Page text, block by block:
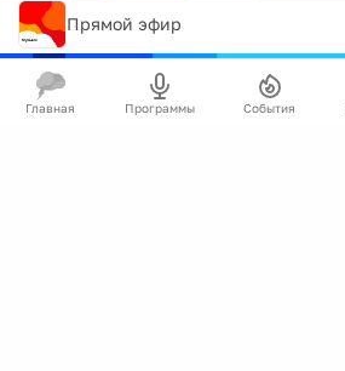
Прямой эфир
Главная Программы События